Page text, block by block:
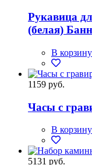
Рукавица
(белая)
В корзину
1159 руб.
Часы с
В корзину
5131 руб.